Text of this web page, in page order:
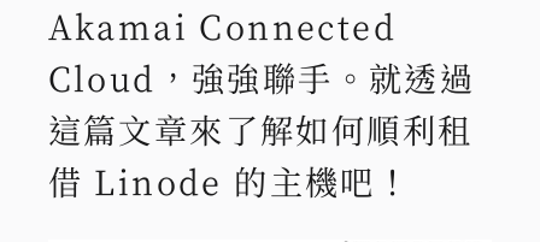
Akamai Connected
Cloud，強強聯手。就透過
這篇文章來了解如何順利租
借 Linode 的主機吧！